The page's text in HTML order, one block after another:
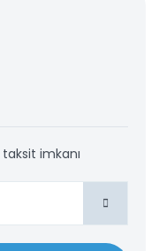
taksit imkanı